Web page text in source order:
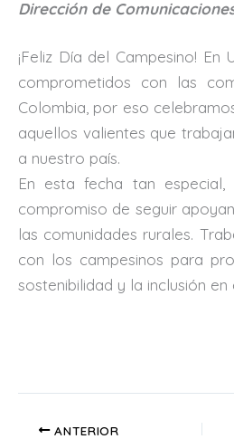
Dirección de
¡Feliz Día del Campesino! En
comprometidos con las
Colombia, por eso
aquellos valientes que
a nuestro país.
En esta fecha tan especial,
compromiso de seguir
las comunidades rurales.
con los campesinos para
sostenibilidad y la inclusión
ANTERIOR